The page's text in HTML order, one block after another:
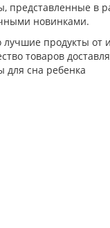
представленные в
новинками.
лучшие продукты от
товаров
для сна ребенка